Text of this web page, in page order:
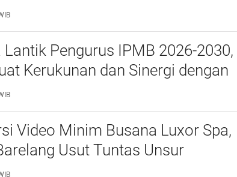
Polda Kepri Jalan di Tempat?
Lantik Pengurus IPMB 2026-2030,
Kerukunan dan Sinergi dengan
Video Minim Busana Luxor Spa,
Usut Tuntas Unsur
Hukum